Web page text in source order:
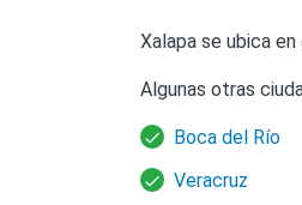
Xalapa se ubica
Algunas otras
Boca del Río
Veracruz